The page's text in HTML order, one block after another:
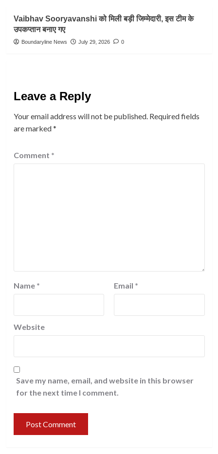
Vaibhav Sooryavanshi को मिली बड़ी जिम्मेदारी, इस टीम के
उपकप्तान बनाए गए
Boundaryline News July 29, 2026 0
Leave a Reply
Your email address will not be published. Required fields
are marked*
Comment *
Name * Email *
Website
Save my name, email, and website in this browser
for the next time I comment.